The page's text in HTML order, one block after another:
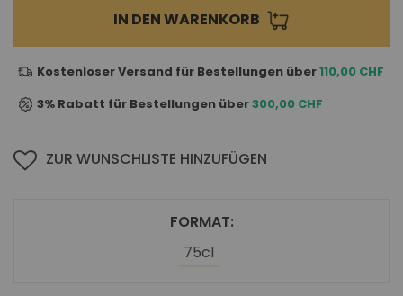
FORMAT
75cl
IN DEN WARENKORB
Kostenloser Versand für Bestellungen über110,00 CHF
3% Rabatt für Bestellungen über300,00 CHF
ZUR WUNSCHLISTE HINZUFÜGEN